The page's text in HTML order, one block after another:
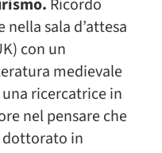
Ricordo
sala d’attesa
con un
medievale
ricercatrice in
nel pensare che
dottorato in